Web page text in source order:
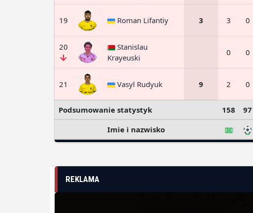
19 Roman Lifantiy 3 3 0
20
Stanislau
Krayeuski
0 0
21 Vasyl Rudyuk 9 2 0
Podsumowanie statystyk 158 97
Imie i nazwisko
REKLAMA